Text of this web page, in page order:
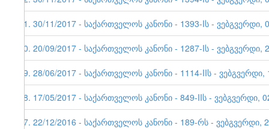
21. 30/11/2017 - საქართველოს კანონი - 1393-Iს - ვებგვერდი,
20. 20/09/2017 - საქართველოს კანონი - 1287-Iს - ვებგვერდი,
19. 28/06/2017 - საქართველოს კანონი - 1114-IIს - ვებგვერდი,
18. 17/05/2017 - საქართველოს კანონი - 849-IIს - ვებგვერდი,
17. 22/12/2016 - საქართველოს კანონი - 189-რს - ვებგვერდი,